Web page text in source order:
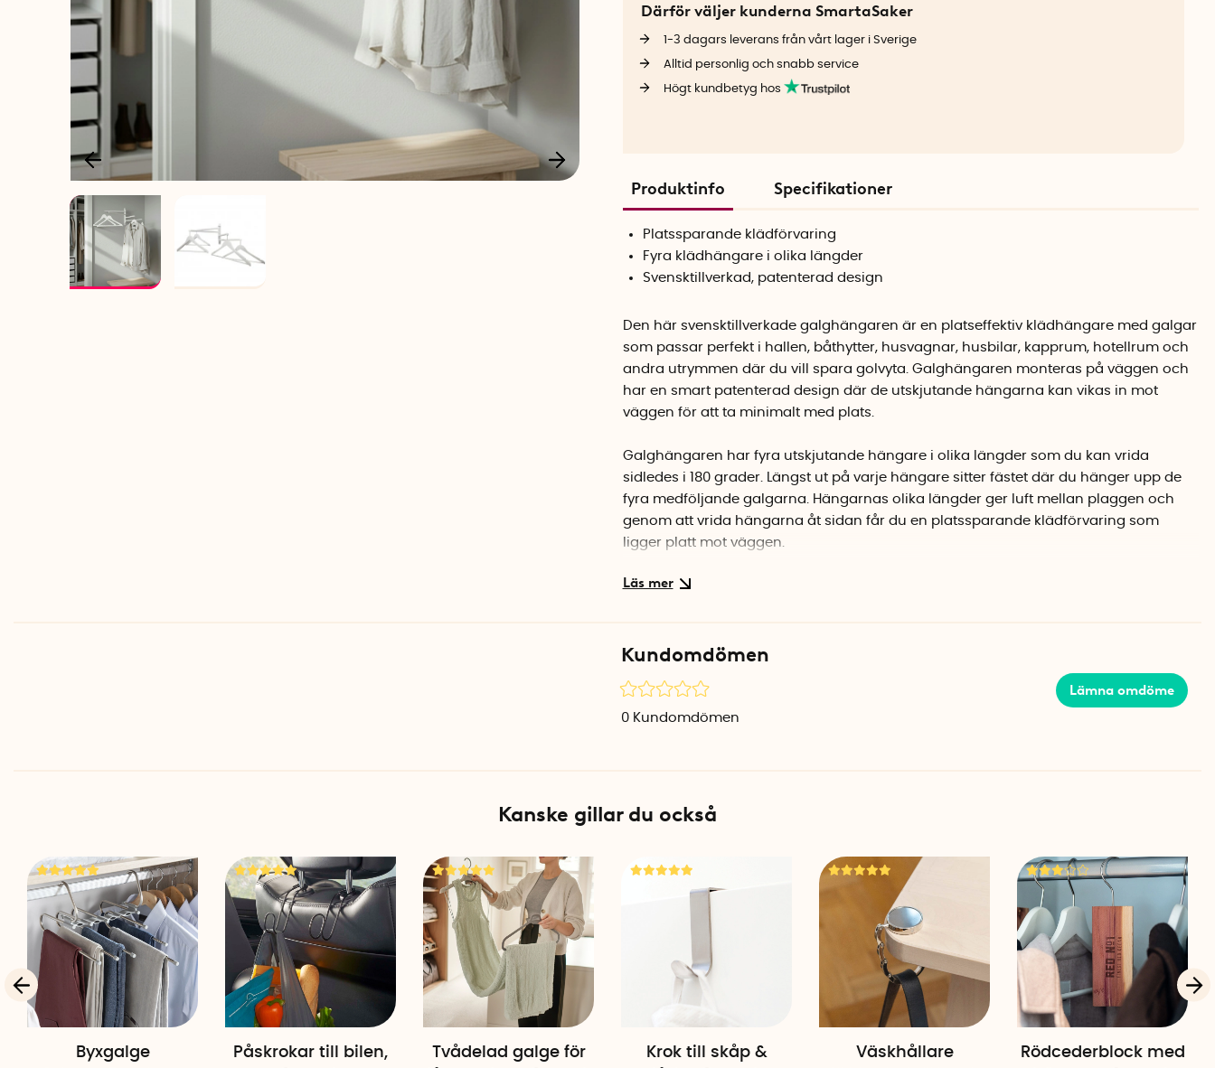
Därför väljer kunderna SmartaSaker
1-3 dagars leverans från vårt lager i Sverige
Alltid personlig och snabb service
Högt kundbetyg hos
Produktinfo Specifikationer
Platssparande klädförvaring
Fyra klädhängare i olika längder
Svensktillverkad, patenterad design
Den här svensktillverkade galghängaren är en platseffektiv klädhängare med galgar
som passar perfekt i hallen, båthytter, husvagnar, husbilar, kapprum, hotellrum och
andra utrymmen där du vill spara golvyta. Galghängaren monteras på väggen och
har en smart patenterad design där de utskjutande hängarna kan vikas in mot
väggen för att ta minimalt med plats.
Galghängaren har fyra utskjutande hängare i olika längder som du kan vrida
sidledes i 180 grader. Längst ut på varje hängare sitter fästet där du hänger upp de
fyra medföljande galgarna. Hängarnas olika längder ger luft mellan plaggen och
genom att vrida hängarna åt sidan får du en platssparande klädförvaring som
ligger platt mot väggen.
Montering
galghängaren på.
Skruv och plugg ingår ej.
på galgarna när galghängaren är monterad på solida väggar.
Den svensktillverkade galghängaren är framtagen av Lars Söderlund och
produceras i Gnosjöregionen i Småland. Galghängaren är tillverkad av
pulverlackerat stål medan galgarna är tillverkade i lackerat trä.
Vad ingår i förpackningen?
1 st galghängare
4 st galgar
Specifikationer
Galghängare
Kundomdömen
Lämna omdöme
0 Kundomdömen
Kanske gillar du också
Byxgalge
Påskrokar till bilen,
Tvådelad galge för
Krok till skåp &
Väskhållare
Rödcederblock med